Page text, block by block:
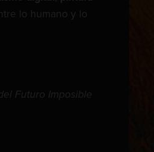
lo humano y lo
Futuro Imposible